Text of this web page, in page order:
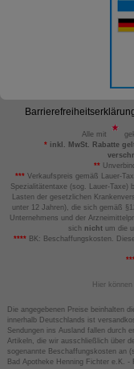
Alle mit
*inkl. MwSt. Rabatte
**
*** Verkaufspreis gemäß Lauer-
Spezialitätentaxe (sog. Lauer-Taxe)
Lasten der gesetzlichen
unter 12 Jahren), die sich gemäß
Unternehmens und der
sich nicht um die
****BK: Beschaffungskosten.
Hier
Die angegebenen Preise beinhalten
innerhalb Deutschlands ist
Sendungen ins Ausland fallen durch
Artikeln, die wir ausschließlich über
sogenannte Beschaffungskosten an
Bad Apotheke Henning Fichter e.K. -